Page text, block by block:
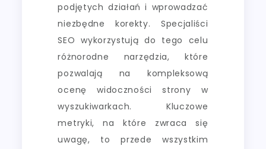
podjętych działań i wprowadzać
niezbędne korekty. Specjaliści
SEO wykorzystują do tego celu
różnorodne narzędzia, które
pozwalają na kompleksową
ocenę widoczności strony w
wyszukiwarkach. Kluczowe
metryki, na które zwraca się
uwagę, to przede wszystkim